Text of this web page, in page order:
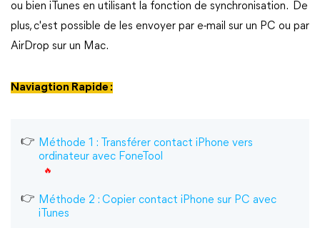
ou bien iTunes en utilisant la fonction de synchronisation. De
plus, c'est possible de les envoyer par e-mail sur un PC ou par
AirDrop sur un Mac.
Naviagtion Rapide :
Méthode 1 : Transférer contact iPhone vers
ordinateur avec FoneTool
Méthode 2 : Copier contact iPhone sur PC avec
iTunes